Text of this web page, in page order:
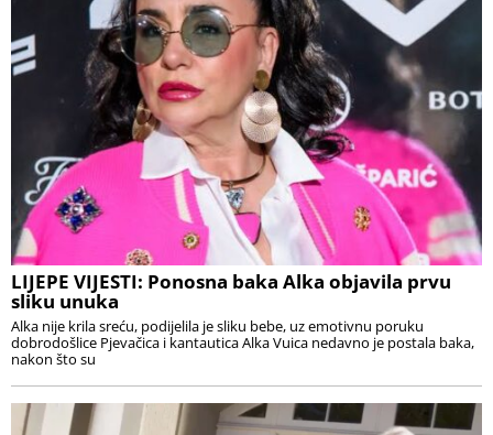
LIJEPE VIJESTI: Ponosna baka Alka objavila prvu
sliku unuka
Alka nije krila sreću, podijelila je sliku bebe, uz emotivnu poruku
dobrodošlice Pjevačica i kantautica Alka Vuica nedavno je postala baka,
nakon što su